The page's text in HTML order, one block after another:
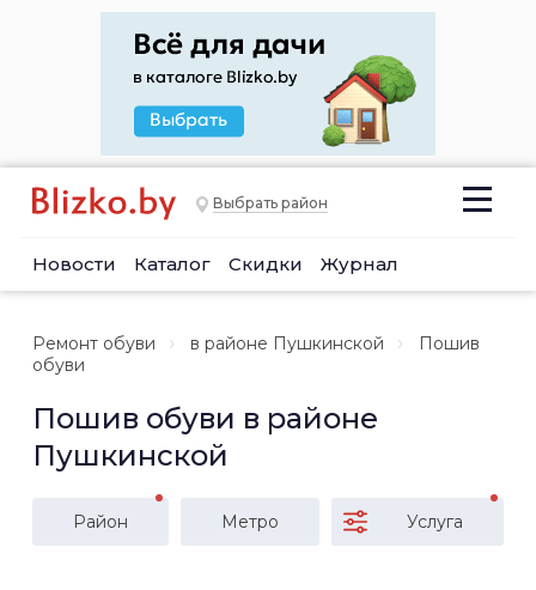
Выбрать район
Новости Каталог Скидки Журнал
Ремонт обуви в районе Пушкинской
Пошив
обуви
Пошив обуви в районе
Пушкинской
Район Метро Услуга